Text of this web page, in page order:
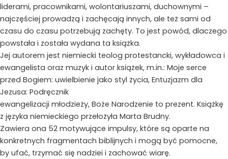
liderami, pracownikami, wolontariuszami, duchownymi –
najczęściej prowadzą i zachęcają innych, ale też sami od
czasu do czasu potrzebują zachęty. To jest powód, dlaczego
powstała i została wydana ta książka.
Jej autorem jest niemiecki teolog protestancki, wykładowca i
ewangelista oraz muzyk i autor książek, m.in.: Moje serce
przed Bogiem: uwielbienie jako styl życia, Entuzjazm dla
Jezusa: Podręcznik
ewangelizacji młodzieży, Boże Narodzenie to prezent. Książkę
z języka niemieckiego przełożyła Marta Brudny.
Zawiera ona 52 motywujące impulsy, które są oparte na
konkretnych fragmentach biblijnych i mogą być pomocne,
by ufać, trzymać się nadziei i zachować wiarę.